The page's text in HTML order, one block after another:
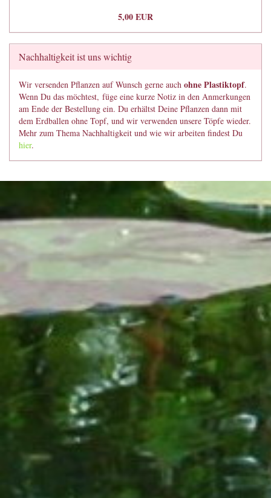
5,00 EUR
Nachhaltigkeit ist uns wichtig
Wir versenden Pflanzen auf Wunsch gerne auch ohne Plastiktopf.
Wenn Du das möchtest, füge eine kurze Notiz in den Anmerkungen
am Ende der Bestellung ein. Du erhältst Deine Pflanzen dann mit
dem Erdballen ohne Topf, und wir verwenden unsere Töpfe wieder.
Mehr zum Thema Nachhaltigkeit und wie wir arbeiten findest Du
hier.